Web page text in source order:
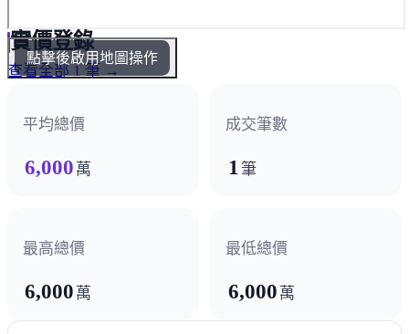
點擊後啟用地圖操作
實價登錄
查看全部 1 筆 →
平均總價
6,000 萬
成交筆數
1筆
最高總價
6,000 萬
最低總價
6,000 萬